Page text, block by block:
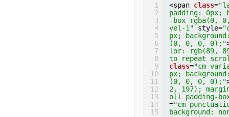
1
2
3
4
5
6
7
8
9
10
11
12
13
14
15
<span class=
padding: 0px;
-box rgba(0,
vel-1"
style=
px;
(0, 0, 0, 0);"
lor: rgb(89,
to repeat
class="cm-
px;
(0, 0, 0, 0);"
2, 197);
oll padding-
="cm-
background: